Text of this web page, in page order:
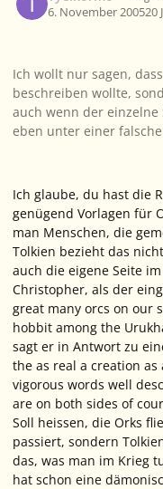
6. November 200520
Ich wollt nur sagen,
beschreiben wollte,
auch wenn der
eben unter einer
Ich glaube, du hast die
genügend Vorlagen für
man Menschen, die
Tolkien bezieht das
auch die eigene Seite
Christopher, als der
great many orcs on our
hobbit among the
sagt er in Antwort zu
the as real a creation
vigorous words well
are on both sides of
Soll heissen, die Orks
passiert, sondern
das, was man im Krieg
hat schon eine